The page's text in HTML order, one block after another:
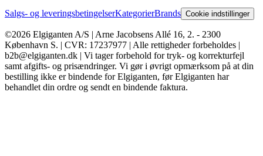
Salgs- og leveringsbetingelserKategorierBrands Cookie indstillinger
©2026 Elgiganten A/S | Arne Jacobsens Allé 16, 2. - 2300
København S. | CVR: 17237977 | Alle rettigheder forbeholdes |
b2b@elgiganten.dk | Vi tager forbehold for tryk- og korrekturfejl
samt afgifts- og prisændringer. Vi gør i øvrigt opmærksom på at din
bestilling ikke er bindende for Elgiganten, før Elgiganten har
behandlet din ordre og sendt en bindende faktura.